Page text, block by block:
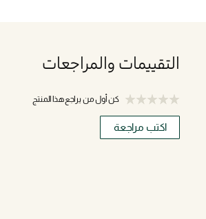
التقييمات والمراجعات
كن أول من يراجع هذا المنتج
اكتب مراجعة